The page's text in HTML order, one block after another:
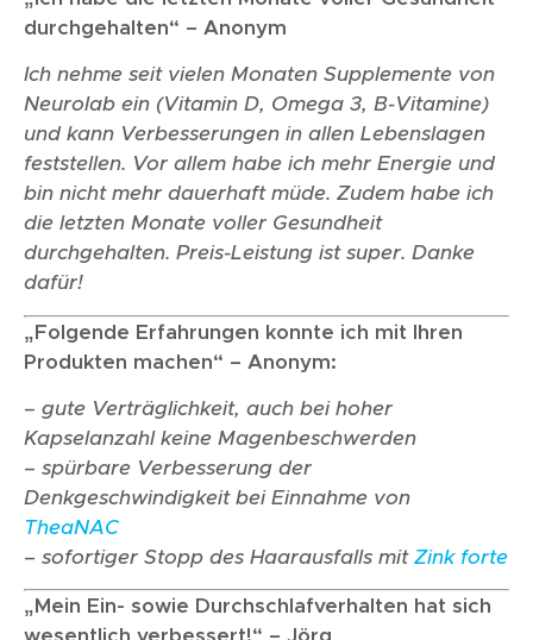
durchgehalten“ – Anonym
Ich nehme seit vielen Monaten Supplemente von
Neurolab ein (Vitamin D, Omega 3, B-Vitamine)
und kann Verbesserungen in allen Lebenslagen
feststellen. Vor allem habe ich mehr Energie und
bin nicht mehr dauerhaft müde. Zudem habe ich
die letzten Monate voller Gesundheit
durchgehalten. Preis-Leistung ist super. Danke
dafür!
„Folgende Erfahrungen konnte ich mit Ihren
Produkten machen“ – Anonym:
– gute Verträglichkeit, auch bei hoher
Kapselanzahl keine Magenbeschwerden
– spürbare Verbesserung der
Denkgeschwindigkeit bei Einnahme von
TheaNAC
– sofortiger Stopp des Haarausfalls mit Zink forte
„Mein Ein- sowie Durchschlafverhalten hat sich